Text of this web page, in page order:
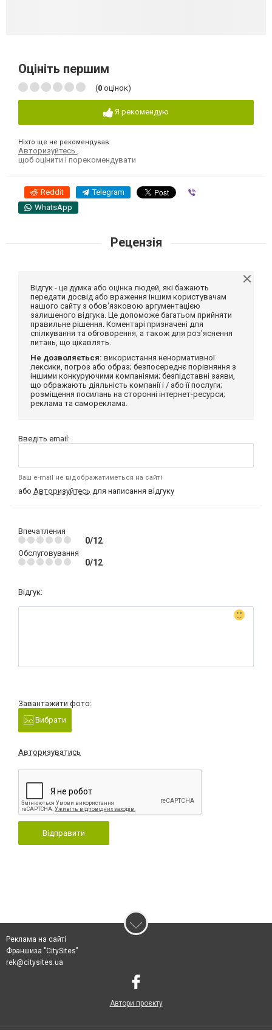
Оцініть першим
(0 оцінок)
Я рекомендую
Ніхто ще не рекомендував
Авторизуйтесь
щоб оцінити і порекомендувати
Reddit Telegram
WhatsApp
Рецензія
Відгук - це думка або оцінка людей, які бажають
передати досвід або враження іншим користувачам
нашого сайту з обов'язковою аргументацією
залишеного відгука. Це допоможе багатьом прийняти
правильне рішення. Коментарі призначені для
спілкування та обговорення, а також для роз'яснення
питань, що цікавлять.
Не дозволяється: використання ненормативної
лексики, погроз або образ; безпосереднє порівняння з
іншими конкуруючими компаніями; безпідставні заяви,
що ображають діяльність компанії і / або її послуги;
розміщення посилань на сторонні інтернет-ресурси;
реклама та самореклама.
Введіть email:
Ваш e-mail не відображатиметься на сайті
або Авторизуйтесь для написання відгуку
Впечатления
0/12
Обслуговування
0/12
Відгук:
Завантажити фото:
Вибрати
Авторизуватись
Відправити
Реклама на сайті
Франшиза "CitySites"
rek@citysites.ua
Автори проєкту